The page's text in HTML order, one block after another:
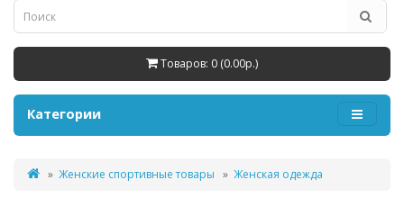
Товаров: 0 (0.00р.)
Категории
Женские спортивные товары Женская одежда